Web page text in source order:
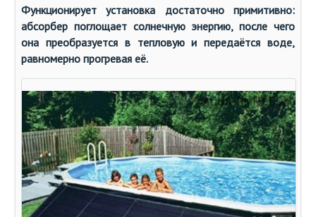
Функционирует установка достаточно примитивно:
абсорбер поглощает солнечную энергию, после чего
она преобразуется в тепловую и передаётся воде,
равномерно прогревая её.